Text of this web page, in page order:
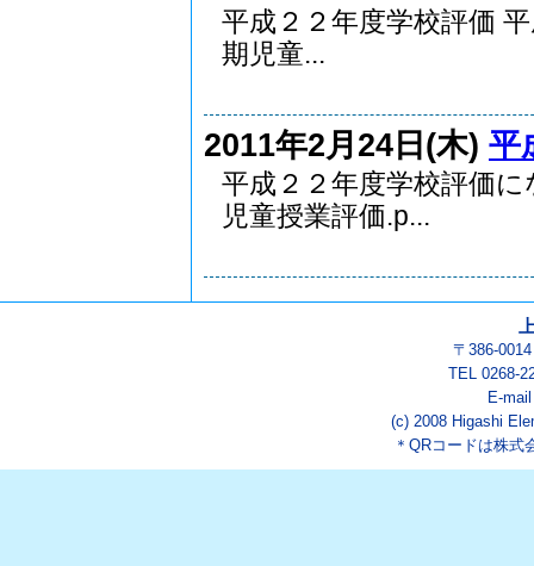
平成２２年度学校評価
期児童...
2011年2月24日(木) 平
平成２２年度学校評価
児童授業評価.p...
〒386-
TEL 0268-
E-
(c) 2008 Higashi
＊QRコードは株式